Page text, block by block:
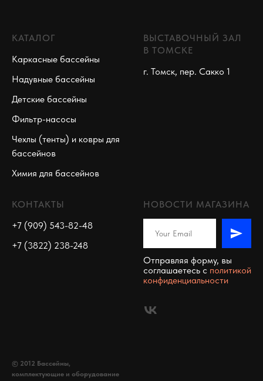
КАТАЛОГ
Каркасные бассейны
Надувные бассейны
Детские бассейны
Фильтр-насосы
Чехлы (тенты) и ковры для
бассейнов
Химия для бассейнов
ВЫСТАВОЧНЫЙ ЗАЛ
В ТОМСКЕ
г. Томск, пер. Сакко 1
КОНТАКТЫ
+7 (909) 543-82-48
+7 (3822) 238-248
НОВОСТИ МАГАЗИНА
Отправляя форму, вы
соглашаетесь c политикой
конфиденциальности
© 2012 Бассейны,
комплектующие и оборудование